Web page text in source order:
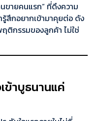
ขายคนแรก” ที่ดึงความ
รู้สึกอยากเข้ามาคุยต่อ ดัง
ติกรรมของลูกค้า ไม่ใช่
ข้าบูธนานแค่